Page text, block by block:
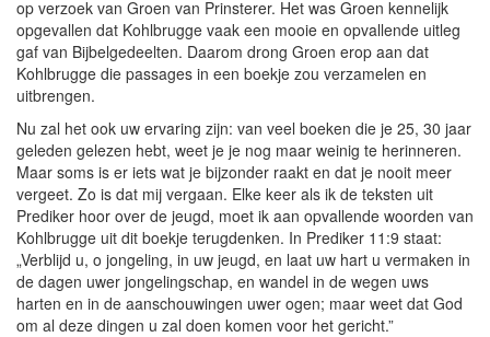
op verzoek van Groen van Prinsterer. Het was Groen kennelijk
opgevallen dat Kohlbrugge vaak een mooie en opvallende uitleg
gaf van Bijbelgedeelten. Daarom drong Groen erop aan dat
Kohlbrugge die passages in een boekje zou verzamelen en
uitbrengen.
Nu zal het ook uw ervaring zijn: van veel boeken die je 25, 30 jaar
geleden gelezen hebt, weet je je nog maar weinig te herinneren.
Maar soms is er iets wat je bijzonder raakt en dat je nooit meer
vergeet. Zo is dat mij vergaan. Elke keer als ik de teksten uit
Prediker hoor over de jeugd, moet ik aan opvallende woorden van
Kohlbrugge uit dit boekje terugdenken. In Prediker 11:9 staat:
„Verblijd u, o jongeling, in uw jeugd, en laat uw hart u vermaken in
de dagen uwer jongelingschap, en wandel in de wegen uws
harten en in de aanschouwingen uwer ogen; maar weet dat God
om al deze dingen u zal doen komen voor het gericht.”